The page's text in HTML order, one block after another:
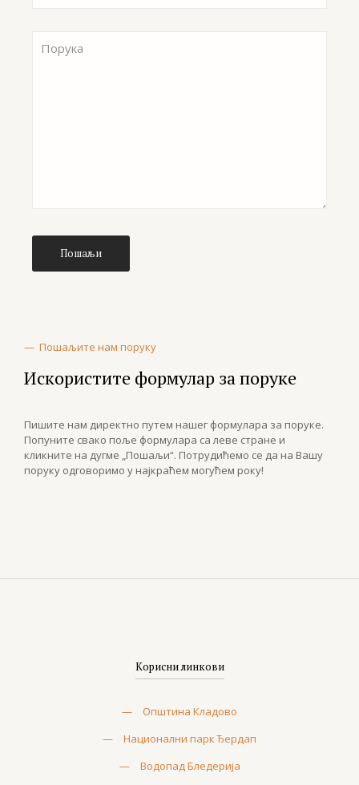
— Пошаљите нам поруку
Искористите формулар за поруке
Пишите нам директно путем нашег формулара за поруке.
Попуните свако поље формулара са леве стране и
кликните на дугме „Пошаљи“. Потрудићемо се да на Вашу
поруку одговоримо у најкраћем могућем року!
Корисни линкови
—
Општина Кладово
—
Национални парк Ђердап
—
Водопад Бледерија